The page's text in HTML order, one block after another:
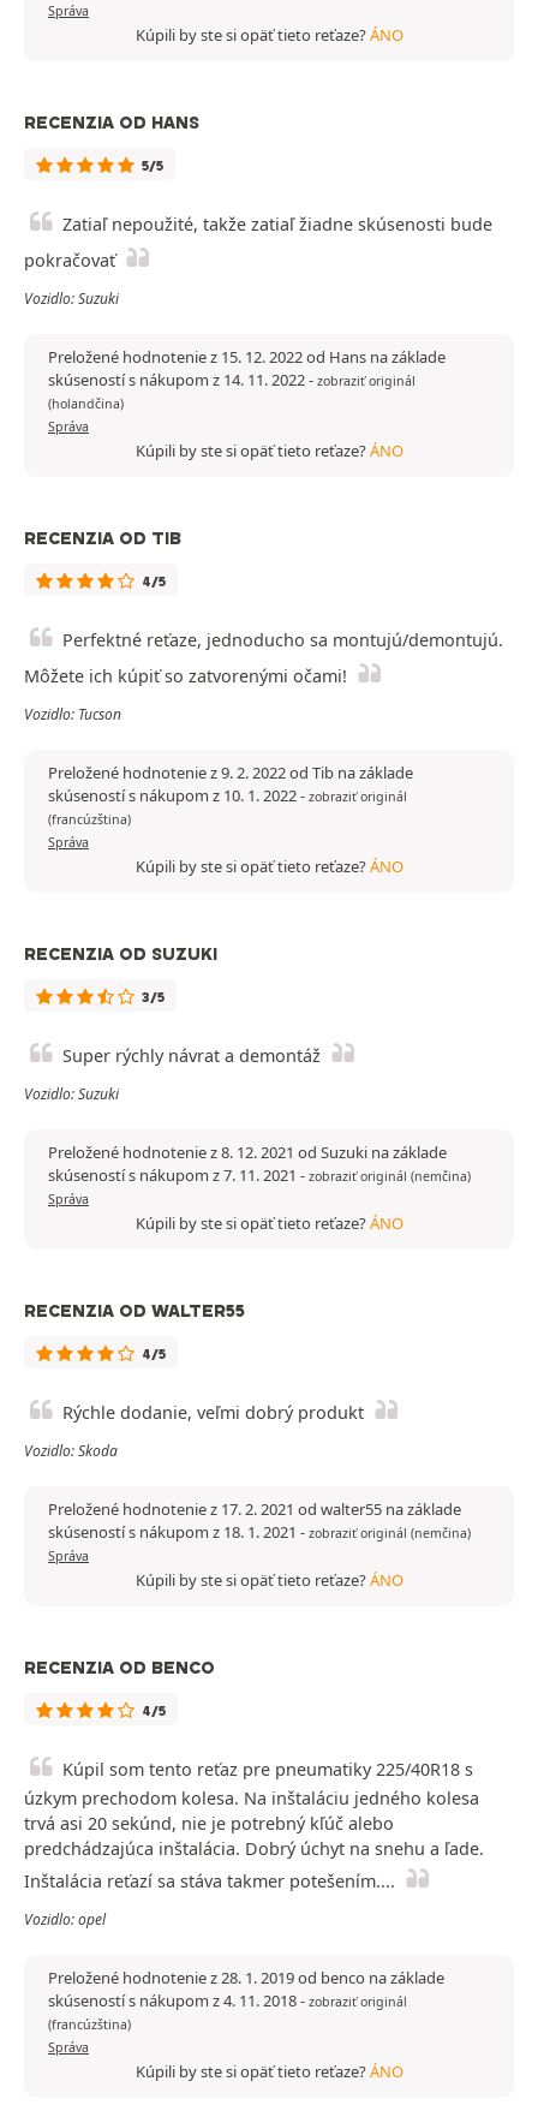
Správa
Kúpili by ste si opäť tieto reťaze?ÁNO
RECENZIA OD HANS
5/5
Zatiaľ nepoužité, takže zatiaľ žiadne skúsenosti bude
pokračovať
Vozidlo: Suzuki
Preložené hodnotenie z 15. 12. 2022 od Hans na základe
skúseností s nákupom z 14. 11. 2022- zobraziť originál
(holandčina)
Správa
Kúpili by ste si opäť tieto reťaze?ÁNO
RECENZIA OD TIB
4/5
Perfektné reťaze, jednoducho sa montujú/demontujú.
Môžete ich kúpiť so zatvorenými očami!
Vozidlo: Tucson
Preložené hodnotenie z 9. 2. 2022 od Tib na základe
skúseností s nákupom z 10. 1. 2022- zobraziť originál
(francúzština)
Správa
Kúpili by ste si opäť tieto reťaze?ÁNO
RECENZIA OD SUZUKI
3/5
Super rýchly návrat a demontáž
Vozidlo: Suzuki
Preložené hodnotenie z 8. 12. 2021 od Suzuki na základe
skúseností s nákupom z 7. 11. 2021 - zobraziť originál (nemčina)
Správa
Kúpili by ste si opäť tieto reťaze?ÁNO
RECENZIA OD WALTER55
4/5
Rýchle dodanie, veľmi dobrý produkt
Vozidlo: Skoda
Preložené hodnotenie z 17. 2. 2021 od walter55 na základe
skúseností s nákupom z 18. 1. 2021 - zobraziť originál (nemčina)
Správa
Kúpili by ste si opäť tieto reťaze?ÁNO
RECENZIA OD BENCO
4/5
Kúpil som tento reťaz pre pneumatiky 225/40R18 s
úzkym prechodom kolesa. Na inštaláciu jedného kolesa
trvá asi 20 sekúnd, nie je potrebný kľúč alebo
predchádzajúca inštalácia. Dobrý úchyt na snehu a ľade.
Inštalácia reťazí sa stáva takmer potešením....
Vozidlo: opel
Preložené hodnotenie z 28. 1. 2019 od benco na základe
skúseností s nákupom z 4. 11. 2018- zobraziť originál
(francúzština)
Správa
Kúpili by ste si opäť tieto reťaze?ÁNO